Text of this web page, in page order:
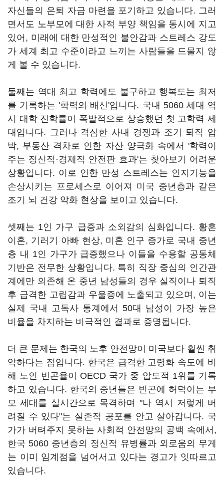
자신들의 은퇴 자금 마련을 포기하고 있습니다. 그러
면서도 노부모에 대한 사적 부양 책임을 동시에 지고
있어, 미래에 대한 만성적인 불안감과 스트레스 강도
가 세계 최고 수준이라고 느끼는 사람들을 드물지 않
게 볼 수 있습니다.
둘째는 역대 최고 학력에도 불구하고 행복도는 최저
를 기록하는 '학력의 배신'입니다. 국내 5060 세대 역
시 대학 진학률이 폭발적으로 상승했던 첫 고학력 세
대입니다. 그러나 격심한 사내 경쟁과 조기 퇴직 압
박, 부동산 격차로 인한 자산 양극화 속에서 '학력이
주는 정신적·경제적 안전판 효과'는 찾아보기 어려운
상황입니다. 이로 인한 만성 스트레스는 인지기능을
손상시키는 프로세스로 이어져 미국 중년층과 같은
조기 뇌 건강 악화 현상을 보이고 있습니다.
셋째는 1인 가구 급증과 소외감의 심화입니다. 황혼
이혼, 기러기 아빠 현상, 미혼 인구 증가로 국내 중년
층 내 1인 가구가 급증했으나 이들을 수용할 공동체
기반은 전무한 상황입니다. 특히 직장 중심의 인간관
계에만 의존해 온 중년 남성들의 경우 실직이나 퇴직
후 급격한 고립감과 우울증에 노출되고 있으며, 이는
실제 국내 고독사 통계에서 50대 남성이 가장 높은
비율을 차지하는 비극적인 결과로 증명됩니다.
더 큰 문제는 한국의 노후 안전망이 미국보다 훨씬 취
약하다는 점입니다. 한국은 급격한 고령화 속도에 비
해 노인 빈곤율이 OECD 국가 중 압도적 1위를 기록
하고 있습니다. 한국의 중년들은 빈곤에 허덕이는 부
모 세대를 실시간으로 목격하며 "나 역시 저렇게 버
려질 수 있다"는 실존적 공포를 안고 살아갑니다. 국
가가 버텨주지 못하는 사회적 안전망의 공백 속에서,
한국 5060 중년층의 정신적 유병률과 외로움의 무게
는 이미 임계점을 넘어서고 있다는 경고가 잇따르고
있습니다.